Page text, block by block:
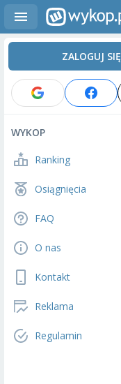
ZALOGUJ SIĘ
WYKOP
Ranking
Osiągnięcia
FAQ
O nas
Kontakt
Reklama
Regulamin